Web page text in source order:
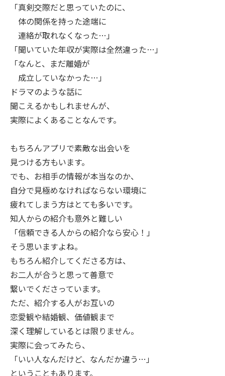
「真剣交際だと思っていたのに、
体の関係を持った途端に
連絡が取れなくなった…」
「聞いていた年収が実際は全然違った…」
「なんと、まだ離婚が
成立していなかった…」
ドラマのような話に
聞こえるかもしれませんが、
実際によくあることなんです。
もちろんアプリで素敵な出会いを
見つける方もいます。
でも、お相手の情報が本当なのか、
自分で見極めなければならない環境に
疲れてしまう方はとても多いです。
知人からの紹介も意外と難しい
「信頼できる人からの紹介なら安心！」
そう思いますよね。
もちろん紹介してくださる方は、
お二人が合うと思って善意で
繋いでくださっています。
ただ、紹介する人がお互いの
恋愛観や結婚観、価値観まで
深く理解しているとは限りません。
実際に会ってみたら、
「いい人なんだけど、なんだか違う…」
ということもあります。